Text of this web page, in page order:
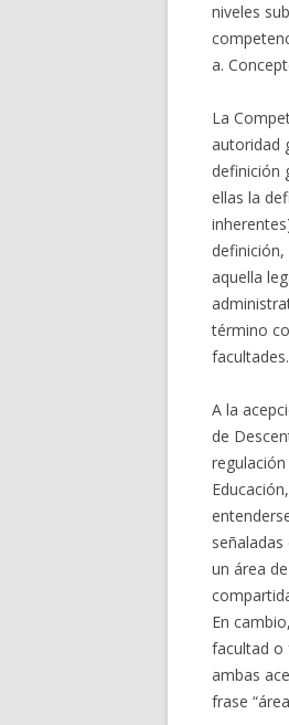
niveles
a.
La
autoridad
definición
ellas la
aquella
término
A la
de
un área
En
facultad o
ambas
frase